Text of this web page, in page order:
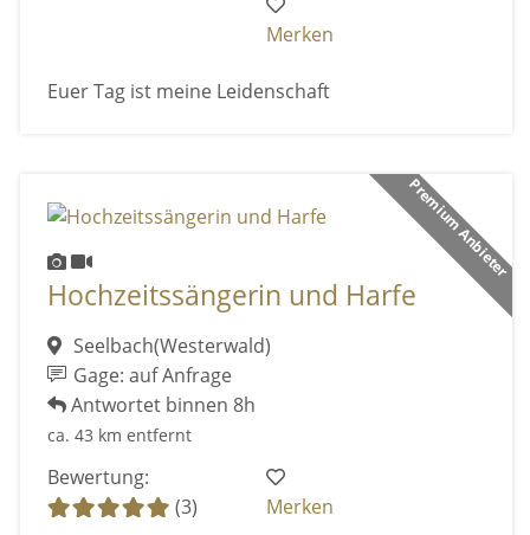
Merken
Euer Tag ist meine Leidenschaft
Premium Anbieter
Hochzeitssängerin und Harfe
Seelbach(Westerwald)
Gage: auf Anfrage
Antwortet binnen 8h
ca. 43 km entfernt
Bewertung:
(3)
Merken